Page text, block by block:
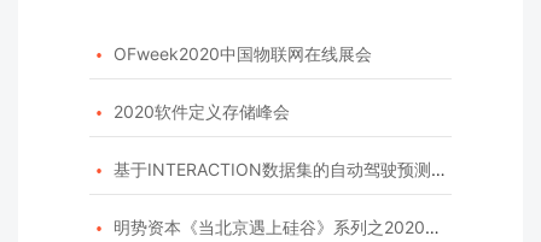
 OFweek2020中国物联网在线展会
 2020软件定义存储峰会
 基于INTERACTION数据集的自动驾驶预测模型挑战赛
 明势资本《当北京遇上硅谷》系列之2020年度开源峰会